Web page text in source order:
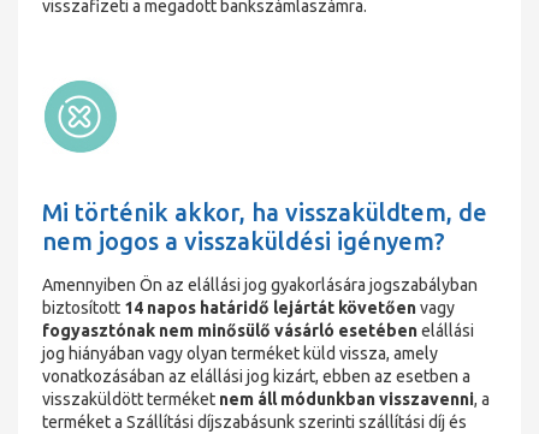
visszafizeti a megadott bankszámlaszámra.
Mi történik akkor, ha visszaküldtem, de
nem jogos a visszaküldési igényem?
Amennyiben Ön az elállási jog gyakorlására jogszabályban
biztosított 14 napos határidő lejártát követőenvagy
fogyasztónak nem minősülő vásárló esetébenelállási
jog hiányában vagy olyan terméket küld vissza, amely
vonatkozásában az elállási jog kizárt, ebben az esetben a
visszaküldött terméket nem áll módunkban visszavenni, a
terméket a Szállítási díjszabásunk szerinti szállítási díj és